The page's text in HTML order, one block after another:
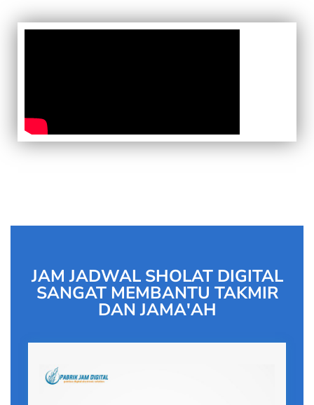
JAM JADWAL SHOLAT DIGITAL
SANGAT MEMBANTU TAKMIR
DAN JAMA'AH